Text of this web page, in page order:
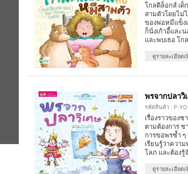
โกลดิล็อกส์ เด็
สามตัวโดยไม่
ของพ่อหมีแข็ง
ก็นั่งเก้าอี้และ
และพบเธอ โ
ดูรายละเอียดเ
พรจากปลาวิ
รหัสสินค้า : P-
เรื่องราวของ
ตามต้องการ
การขอพรซ้ำ
เรียนรู้ว่าควา
โลภ และต้อง
ดูรายละเอียดเ